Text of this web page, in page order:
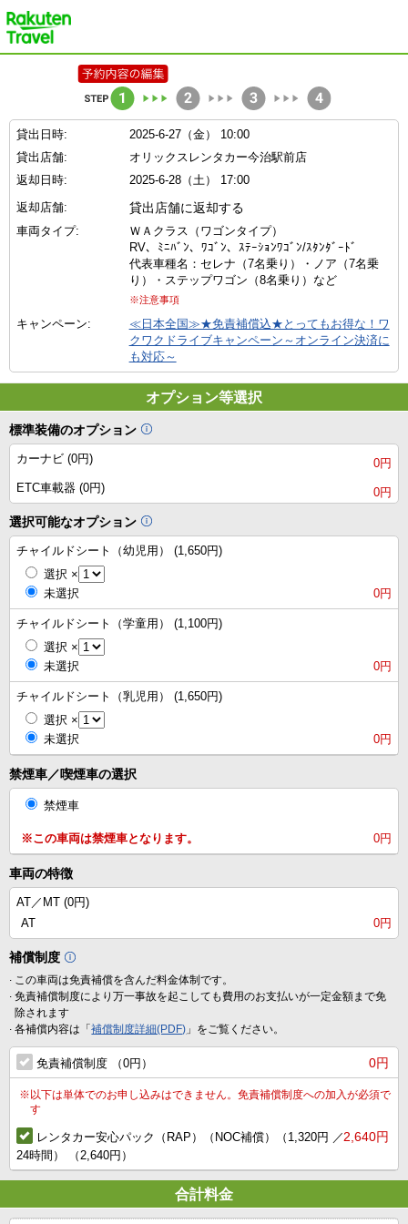
貸出日時:
2025-6-27（金） 10:00
貸出店舗:
オリックスレンタカー今治駅前店
返却日時:
2025-6-28（土） 17:00
返却店舗:
貸出店舗に返却する
車両タイプ:
ＷＡクラス（ワゴンタイプ）
RV、ﾐﾆﾊﾞﾝ、ﾜｺﾞﾝ、ｽﾃｰｼｮﾝﾜｺﾞﾝ/ｽﾀﾝﾀﾞｰﾄﾞ
代表車種名：セレナ（7名乗り）・ノア（7名乗
り）・ステップワゴン（8名乗り）など
※注意事項
キャンペーン:
≪日本全国≫★免責補償込★とってもお得な！ワ
クワクドライブキャンペーン～オンライン決済に
も対応～
オプション等選択
標準装備のオプション
カーナビ (0円)
0円
ETC車載器 (0円)
0円
選択可能なオプション
チャイルドシート（幼児用） (1,650円)
選択 ×
未選択
0円
チャイルドシート（学童用） (1,100円)
選択 ×
未選択
0円
チャイルドシート（乳児用） (1,650円)
選択 ×
未選択
0円
禁煙車／喫煙車の選択
禁煙車
※この車両は禁煙車となります。 0円
車両の特徴
AT／MT (0円)
AT
0円
補償制度
この車両は免責補償を含んだ料金体制です。
免責補償制度により万一事故を起こしても費用のお支払いが一定金額まで免
除されます
各補償内容は「補償制度詳細(PDF) 」をご覧ください。
免責補償制度 （0円） 0円
※以下は単体でのお申し込みはできません。免責補償制度への加入が必須で
す
レンタカー安心パック（RAP）（NOC補償）（1,320円 ／
24時間） （2,640円）
2,640円
合計料金